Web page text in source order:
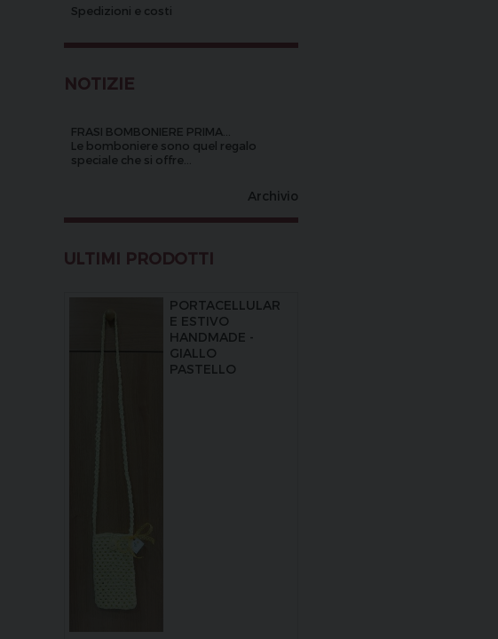
Spedizioni e costi
NOTIZIE
FRASI BOMBONIERE PRIMA...
Le bomboniere sono quel regalo
speciale che si offre...
Archivio
ULTIMI PRODOTTI
PORTACELLULAR
E ESTIVO
HANDMADE -
GIALLO
PASTELLO